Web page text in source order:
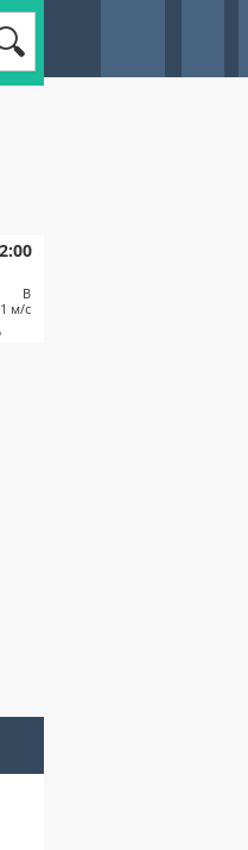
В
1 м/с